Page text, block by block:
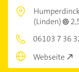
(Linden)
06103 7 36
Webseite